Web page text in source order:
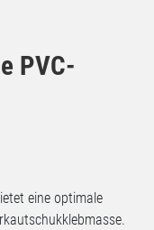
PVC-
eine optimale